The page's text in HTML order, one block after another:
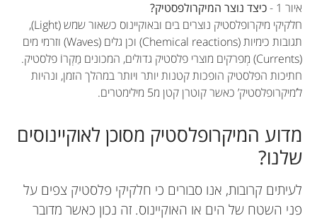
איור 1 -
כיצד נוצר המיקרולפסטיק?
חלקיקי מיקרופלסטיק נוצרים בים ובאוקיינוס כשאור שמש (Light),
תגובות כימיות (Chemical reactions) וכן גלים (Waves) וזרמי מים
(Currents) מְפרקים מוצרי פלסטיק גדולים, המכונים מַקְרוֹ פלסטיק.
חתיכות הפלסטיק הופכות קטנות יותר ויותר במהלך הזמן, ונהיות
ל’מיקרופלסטיק’ כאשר קוטרן קטן מ5 מילימטרים.
מדוע המיקרופלסטיק מסוכן לאוקיינוסים
שלנו?
לעיתים קרובות, אנו סבורים כי חלקיקי פלסטיק צפים על
פני השטח של הים או האוקיינוס. זה נכון כאשר מדובר